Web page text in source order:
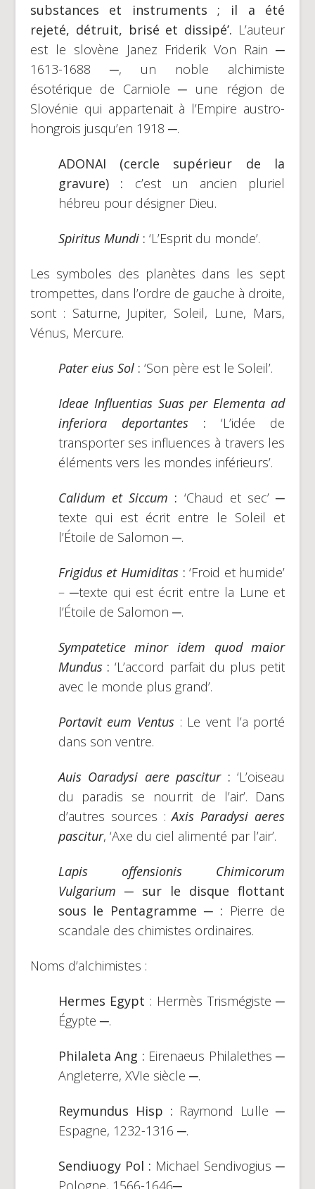
substances et instruments ; il a été
rejeté, détruit, brisé et dissipé’. L’auteur
est le slovène Janez Friderik Von Rain ─
1613-1688 ─, un noble alchimiste
ésotérique de Carniole ─ une région de
Slovénie qui appartenait à l’Empire austro-
hongrois jusqu’en 1918 ─.
ADONAI (cercle supérieur de la
gravure) : c’est un ancien pluriel
hébreu pour désigner Dieu.
Spiritus Mundi : ‘L’Esprit du monde’.
Les symboles des planètes dans les sept
trompettes, dans l’ordre de gauche à droite,
sont : Saturne, Jupiter, Soleil, Lune, Mars,
Vénus, Mercure.
Pater eius Sol : ‘Son père est le Soleil’.
Ideae Influentias Suas per Elementa ad
inferiora deportantes : ‘L’idée de
transporter ses influences à travers les
éléments vers les mondes inférieurs’.
Calidum et Siccum : ‘Chaud et sec’ ─
texte qui est écrit entre le Soleil et
l’Étoile de Salomon ─.
Frigidus et Humiditas : ‘Froid et humide’
– ─texte qui est écrit entre la Lune et
l’Étoile de Salomon ─.
Sympatetice minor idem quod maior
Mundus : ‘L’accord parfait du plus petit
avec le monde plus grand’.
Portavit eum Ventus : Le vent l’a porté
dans son ventre.
Auis Oaradysi aere pascitur :‘L’oiseau
du paradis se nourrit de l’air’. Dans
d’autres sources :Axis Paradysi aeres
pascitur, ‘Axe du ciel alimenté par l’air’.
Lapis offensionis Chimicorum
Vulgarium ─ sur le disque flottant
sous le Pentagramme ─ : Pierre de
scandale des chimistes ordinaires.
Noms d’alchimistes :
Hermes Egypt : Hermès Trismégiste ─
Égypte ─.
Philaleta Ang : Eirenaeus Philalethes ─
Angleterre, XVIe siècle ─.
Reymundus Hisp : Raymond Lulle ─
Espagne, 1232-1316 ─.
Sendiuogy Pol : Michael Sendivogius ─
Pologne, 1566-1646─.